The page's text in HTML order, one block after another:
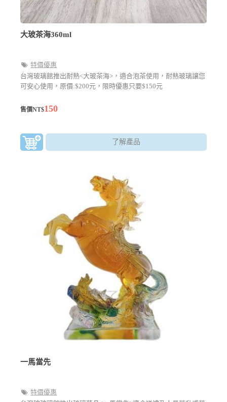
大玻茶海360ml
特價優惠
台灣玻璃館推出耐熱<大玻茶海>，適合泡茶使用，耐熱玻璃讓您
可安心使用，原價:$200元，限時優惠只要$150元
售價NT$150
了解產品
一馬當先
特價優惠